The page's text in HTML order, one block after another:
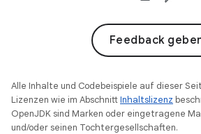
Feedback
Alle Inhalte und Codebeispiele auf dieser
Lizenzen wie im AbschnittInhaltslizenz
OpenJDK sind Marken oder eingetragene
und/oder seinen Tochtergesellschaften.